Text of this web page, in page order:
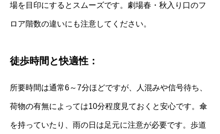
場を目印にするとスムーズです。劇場春・秋入り口のフ
ロア階数の違いにも注意してください。
徒歩時間と快適性：
所要時間は通常6～7分ほどですが、人混みや信号待ち、
荷物の有無によっては10分程度見ておくと安心です。傘
を持っていたり、雨の日は足元に注意が必要です。歩道